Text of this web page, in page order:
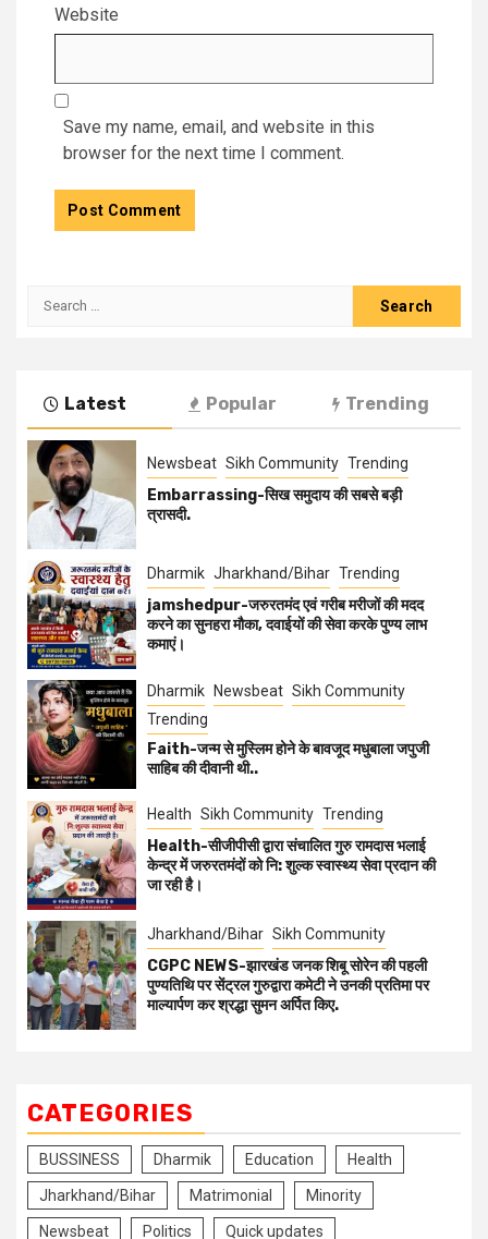
Website
Save my name, email, and website in this
browser for the next time I comment.
Latest Popular Trending
Newsbeat Sikh Community Trending
Embarrassing-सिख समुदाय की सबसे बड़ी
त्रासदी.
Dharmik Jharkhand/Bihar Trending
jamshedpur-जरुरतमंद एवं गरीब मरीजों की मदद
करने का सुनहरा मौका, दवाईयों की सेवा करके पुण्य लाभ
कमाएं।
Dharmik Newsbeat Sikh Community
Trending
Faith-जन्म से मुस्लिम होने के बावजूद मधुबाला जपुजी
साहिब की दीवानी थी..
Health Sikh Community Trending
Health-सीजीपीसी द्वारा संचालित गुरु रामदास भलाई
केन्द्र में जरुरतमंदों को नि: शुल्क स्वास्थ्य सेवा प्रदान की
जा रही है।
Jharkhand/Bihar Sikh Community
CGPC NEWS-झारखंड जनक शिबू सोरेन की पहली
पुण्यतिथि पर सेंट्रल गुरुद्वारा कमेटी ने उनकी प्रतिमा पर
माल्यार्पण कर श्रद्धा सुमन अर्पित किए.
CATEGORIES
BUSSINESS Dharmik Education Health
Jharkhand/Bihar Matrimonial Minority
Newsbeat Politics Quick updates